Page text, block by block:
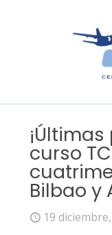
curso
Bilbao y
19